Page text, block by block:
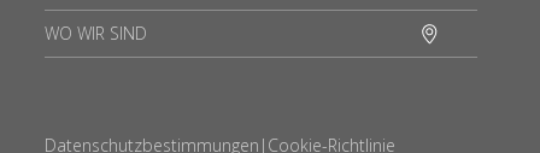
WO WIR SIND
Datenschutzbestimmungen | Cookie-Richtlinie